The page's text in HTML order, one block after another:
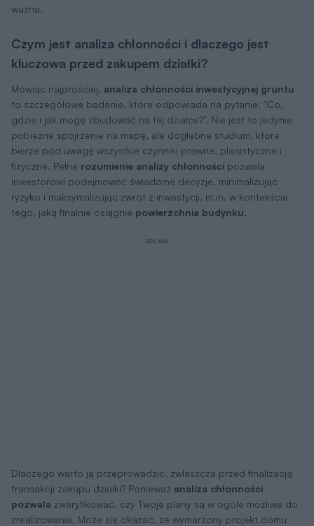
ważna.
Czym jest analiza chłonności i dlaczego jest
kluczowa przed zakupem działki?
Mówiąc najprościej, analiza chłonności inwestycyjnej gruntu
to szczegółowe badanie, które odpowiada na pytanie: "Co,
gdzie i jak mogę zbudować na tej działce?". Nie jest to jedynie
pobieżne spojrzenie na mapę, ale dogłębne studium, które
bierze pod uwagę wszystkie czynniki prawne, planistyczne i
fizyczne. Pełne rozumienie analizy chłonności pozwala
inwestorowi podejmować świadome decyzje, minimalizując
ryzyko i maksymalizując zwrot z inwestycji, m.in. w kontekście
tego, jaką finalnie osiągnie powierzchnia budynku.
Dlaczego warto ją przeprowadzić, zwłaszcza przed finalizacją
transakcji zakupu działki? Ponieważ analiza chłonności
pozwala zweryfikować, czy Twoje plany są w ogóle możliwe do
zrealizowania. Może się okazać, że wymarzony projekt domu